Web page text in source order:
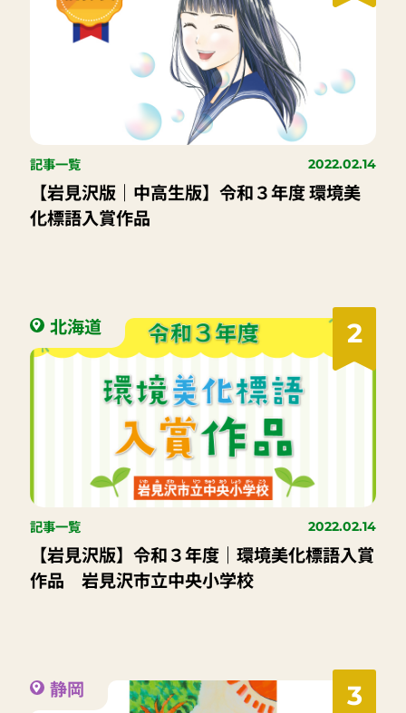
記事一覧 2022.02.14
【岩見沢版｜中高生版】令和３年度 環境美
化標語入賞作品
2
北海道
記事一覧 2022.02.14
【岩見沢版】令和３年度｜環境美化標語入賞
作品 岩見沢市立中央小学校
3
静岡